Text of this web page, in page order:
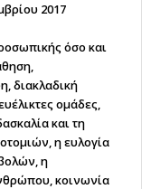
2017
όσο και
,
,διακλαδική
ομάδες,
και τη
,η ευλογία
,η
,κοινωνία